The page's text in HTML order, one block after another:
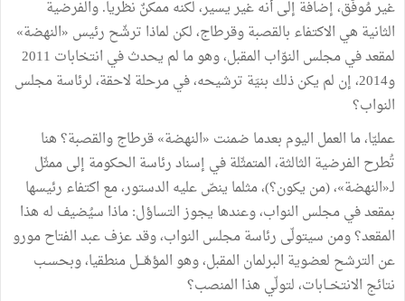
غير مُوفّق، إضافة إلى أنه غير يسير، لكنه ممكنٌ نظريا. والفرضية
الثانية هي الاكتفاء بالقصبة وقرطاج، لكن لماذا ترشّح رئيس «النهضة»
لمقعد في مجلس النوّاب المقبل، وهو ما لم يحدث في انتخابات 2011
و2014، إن لم يكن ذلك بنيَة ترشيحه، في مرحلة لاحقة، لرئاسة مجلس
النواب؟
عمليّا، ما العمل اليوم بعدما ضمنت «النهضة» قرطاج والقصبة؟ هنا
تُطرح الفرضية الثالثة، المتمثّلة في إسناد رئاسة الحكومة إلى ممثّل
لـ«النهضة»، (من يكون؟)، مثلما ينصّ عليه الدستور، مع اكتفاء رئيسها
بمقعد في مجلس النواب، وعندها يجوز التساؤل: ماذا سيُضيف له هذا
المقعد؟ ومن سيتولّى رئاسة مجلس النواب، وقد عزف عبد الفتاح مورو
عن الترشح لعضوية البرلمان المقبل، وهو المؤهّـــل منطقيا، وبحسـب
نتائج الانتخــابات، لتولّي هذا المنصب؟